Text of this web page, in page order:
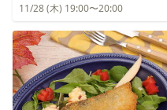
11/28 (木) 19:00〜20:00